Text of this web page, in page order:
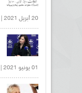
20 أبريل 2021 |
01 يونيو 2021 |